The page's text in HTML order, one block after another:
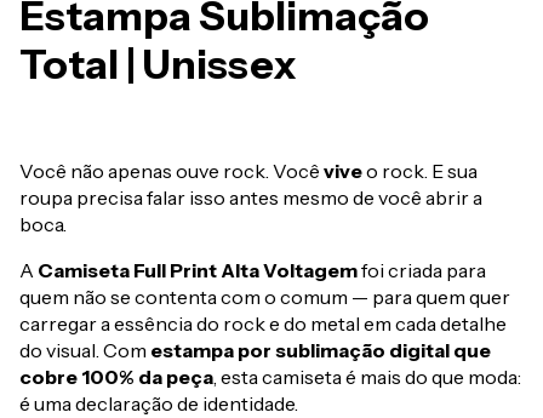
Estampa Sublimação
Total | Unissex
Você não apenas ouve rock. Você viveo rock. E sua
roupa precisa falar isso antes mesmo de você abrir a
boca.
A Camiseta Full Print Alta Voltagemfoi criada para
quem não se contenta com o comum — para quem quer
carregar a essência do rock e do metal em cada detalhe
do visual. Com estampa por sublimação digital que
cobre 100% da peça, esta camiseta é mais do que moda:
é uma declaração de identidade.